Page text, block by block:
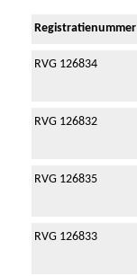
Registratienummer
RVG 126834
RVG 126832
RVG 126835
RVG 126833